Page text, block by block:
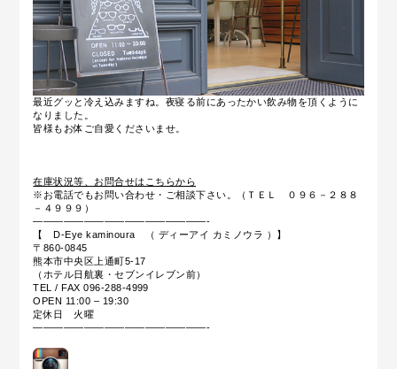
最近グッと冷え込みますね。夜寝る前にあったかい飲み物を頂くように
なりました。
皆様もお体ご自愛くださいませ。
在庫状況等、お問合せはこちらから
※お電話でもお問い合わせ・ご相談下さい。（ＴＥＬ ０９６－２８８
－４９９９）
—————————————————-
【 D-Eye kaminoura （ ディーアイ カミノウラ ）】
〒860-0845
熊本市中央区上通町5-17
（ホテル日航裏・セブンイレブン前）
TEL / FAX 096-288-4999
OPEN 11:00 – 19:30
定休日 火曜
—————————————————-